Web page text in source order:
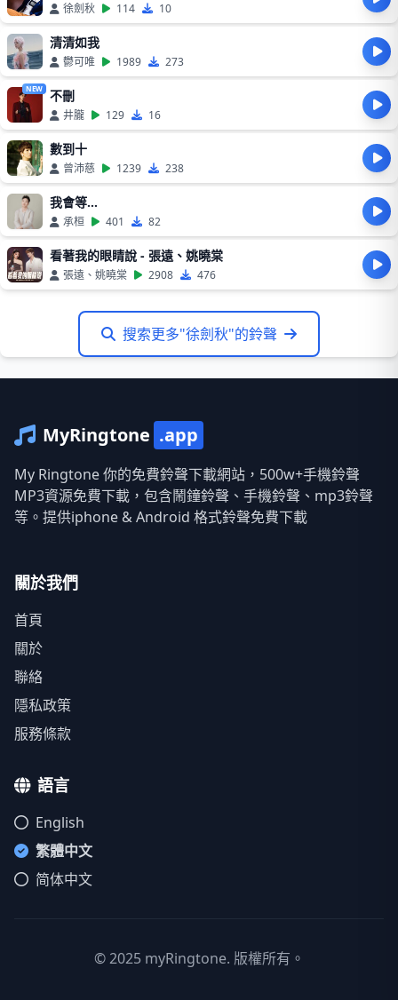
徐劍秋 114 10
清清如我
鬱可唯 1989 273
NEW 不刪
井朧 129 16
數到十
曾沛慈 1239 238
我會等…
承桓 401 82
看著我的眼睛說 - 張遠、姚曉棠
張遠、姚曉棠 2908 476
搜索更多"徐劍秋"的鈴聲
MyRingtone .app
My Ringtone 你的免費鈴聲下載網站，500w+手機鈴聲
MP3資源免費下載，包含鬧鐘鈴聲、手機鈴聲、mp3鈴聲
等。提供iphone & Android 格式鈴聲免費下載
關於我們
首頁
關於
聯絡
隱私政策
服務條款
語言
English
繁體中文
简体中文
© 2025 myRingtone. 版權所有。